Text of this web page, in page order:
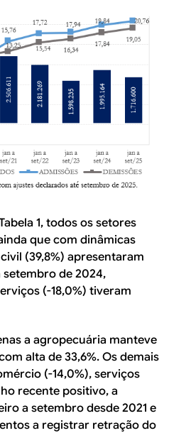
1, todos os setores
que com dinâmicas
(39,8%) apresentaram
de 2024,
(-18,0%) tiveram
a agropecuária manteve
alta de 33,6%. Os demais
(-14,0%), serviços
recente positivo, a
a setembro desde 2021 e
a registrar retração do